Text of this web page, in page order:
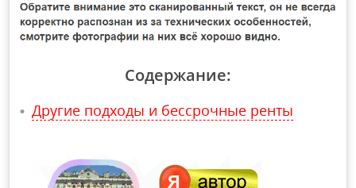
Содержание:
Другие подходы и бессрочные ренты